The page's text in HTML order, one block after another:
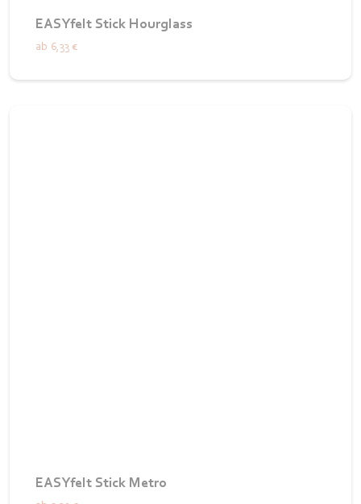
EASYfelt Stick Hourglass
ab 6,33 €
EASYfelt Stick Metro